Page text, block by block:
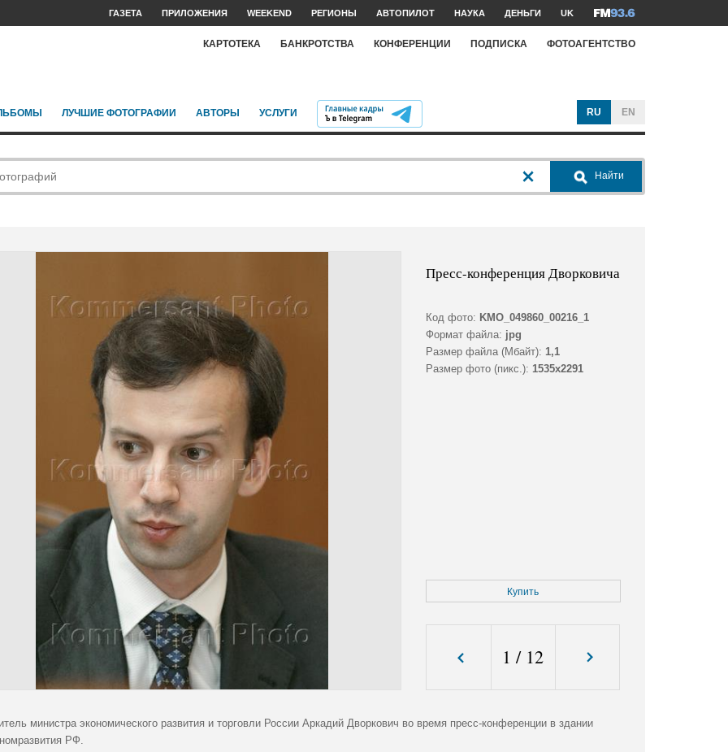
ГАЗЕТА ПРИЛОЖЕНИЯ WEEKEND РЕГИОНЫ АВТОПИЛОТ НАУКА ДЕНЬГИ UK
КАРТОТЕКА БАНКРОТСТВА КОНФЕРЕНЦИИ ПОДПИСКА ФОТОАГЕНТСТВО
ЛУЧШИЕ ФОТОГРАФИИ АВТОРЫ УСЛУГИ RU EN
Найти
Пресс-конференция Дворковича
Код фото: KMO_049860_00216_1
Формат файла: jpg
Размер файла (Мбайт): 1,1
Размер фото (пикс.): 1535x2291
Купить
1 / 12
министра экономического развития и торговли России Аркадий Дворкович во время пресс-конференции в здании
РФ.